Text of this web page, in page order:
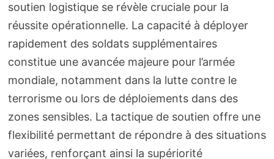
soutien logistique se révèle cruciale pour la
réussite opérationnelle. La capacité à déployer
rapidement des soldats supplémentaires
constitue une avancée majeure pour l’armée
mondiale, notamment dans la lutte contre le
terrorisme ou lors de déploiements dans des
zones sensibles. La tactique de soutien offre une
flexibilité permettant de répondre à des situations
variées, renforçant ainsi la supériorité